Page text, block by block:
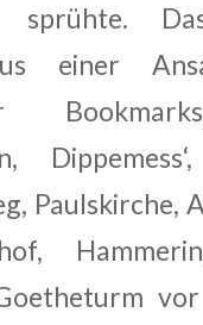
sprühte.
einer
Paulskirche,